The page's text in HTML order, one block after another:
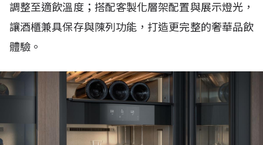
調整至適飲溫度；搭配客製化層架配置與展示燈光，
讓酒櫃兼具保存與陳列功能，打造更完整的奢華品飲
體驗。